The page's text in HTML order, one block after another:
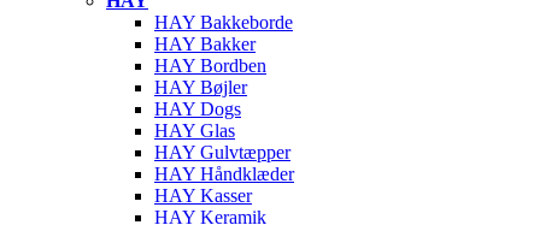
HAY Bakkeborde
HAY Bakker
HAY Bordben
HAY Bøjler
HAY Dogs
HAY Glas
HAY Gulvtæpper
HAY Håndklæder
HAY Kasser
HAY Keramik